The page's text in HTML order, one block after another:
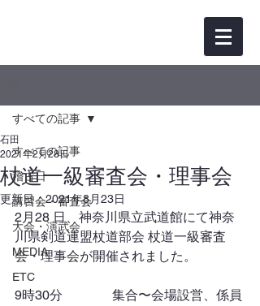
すべての記事
稽古日
講習会・審査会
大会・演武会
MEDIA
ETC
すべての記事
杖道一級審査会・理事会
石田
2021年2月28日
更新日：2021年8月23日
2月28 日、神奈川県立武道館にて神奈
川県剣道連盟杖道部会 杖道一級審査
会・理事会が開催されました。
9時30分		集合〜会場設営、係員